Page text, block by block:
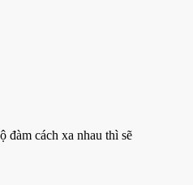
đàm cách xa nhau thì sẽ